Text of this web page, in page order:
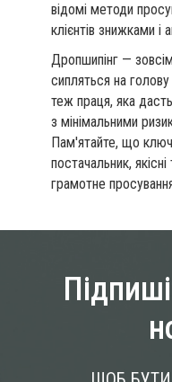
відомі методи
клієнтів знижками і
Дропшипінг —
сипляться на
теж праця, яка
з мінімальними
Пам'ятайте, що ключ
постачальник,
грамотне